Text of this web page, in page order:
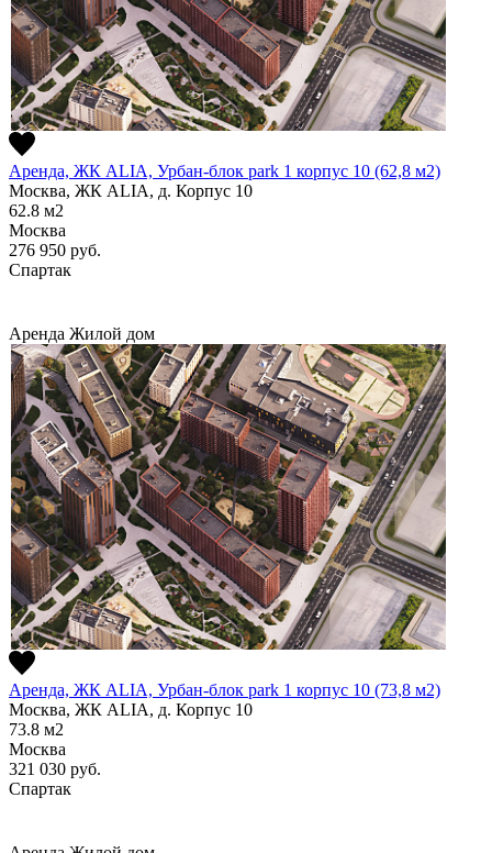
Аренда, ЖК ALIA, Урбан-блок park 1 корпус 10 (62,8 м2)
Москва, ЖК ALIA, д. Корпус 10
62.8 м2
Москва
276 950 руб.
Спартак
Аренда Жилой дом
Аренда, ЖК ALIA, Урбан-блок park 1 корпус 10 (73,8 м2)
Москва, ЖК ALIA, д. Корпус 10
73.8 м2
Москва
321 030 руб.
Спартак